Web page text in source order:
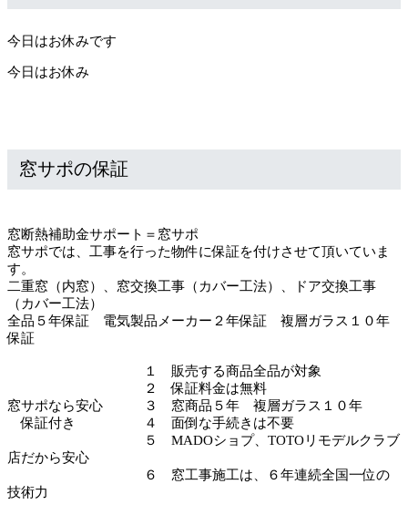
今日はお休みです
今日はお休み
窓サポの保証
窓断熱補助金サポート＝窓サポ
窓サポでは、工事を行った物件に保証を付けさせて頂いていま
す。
二重窓（内窓）、窓交換工事（カバー工法）、ドア交換工事
（カバー工法）
全品５年保証 電気製品メーカー２年保証 複層ガラス１０年
保証
１ 販売する商品全品が対象
２ 保証料金は無料
窓サポなら安心 ３ 窓商品５年 複層ガラス１０年
保証付き ４ 面倒な手続きは不要
５ MADOショプ、TOTOリモデルクラブ
店だから安心
６ 窓工事施工は、６年連続全国一位の
技術力